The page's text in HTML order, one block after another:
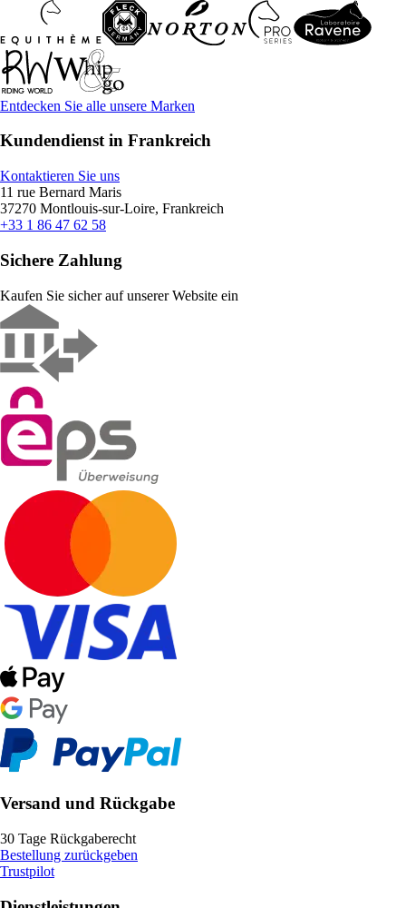
Entdecken Sie alle unsere Marken
Kundendienst in Frankreich
Kontaktieren Sie uns
11 rue Bernard Maris
37270 Montlouis-sur-Loire, Frankreich
+33 1 86 47 62 58
Sichere Zahlung
Kaufen Sie sicher auf unserer Website ein
Versand und Rückgabe
30 Tage Rückgaberecht
Bestellung zurückgeben
Trustpilot